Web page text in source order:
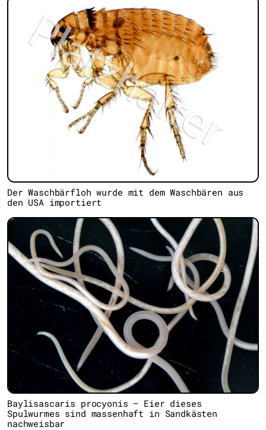
Der Waschbärfloh wurde mit dem Waschbären aus
den USA importiert
Baylisascaris procyonis – Eier dieses
Spulwurmes sind massenhaft in Sandkästen
nachweisbar